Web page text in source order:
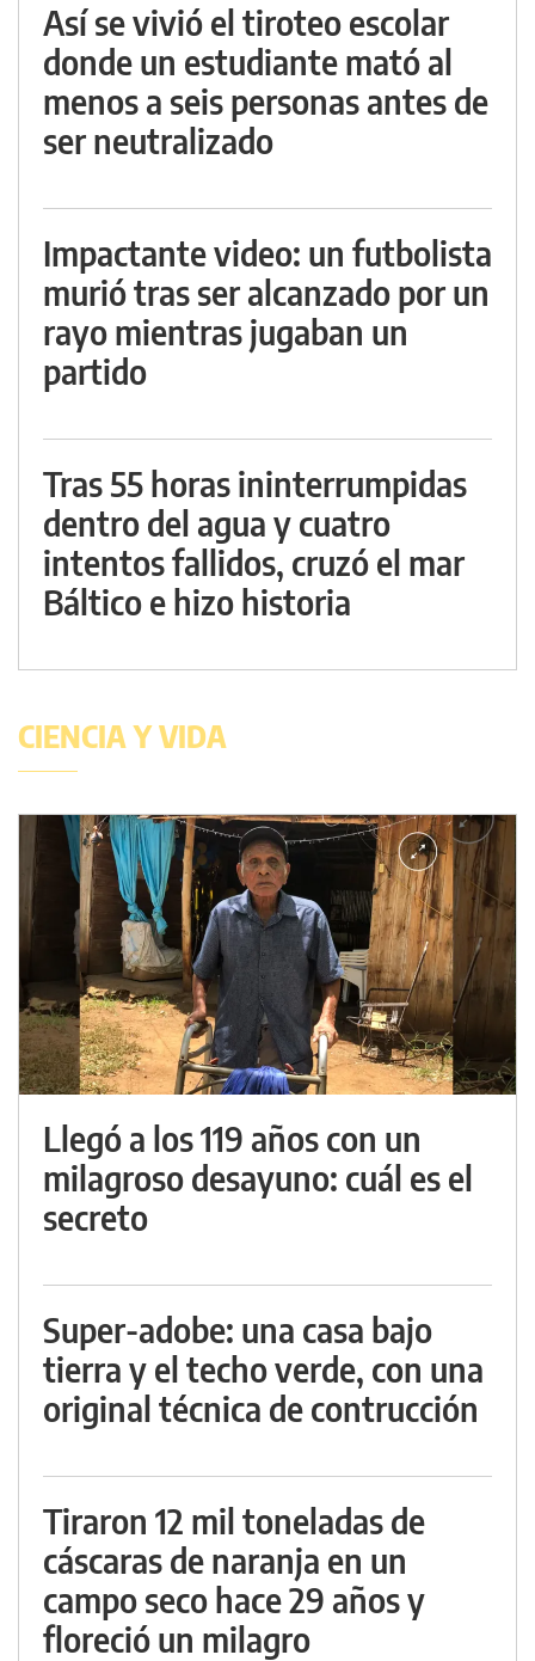
Así se vivió el tiroteo escolar
donde un estudiante mató al
menos a seis personas antes de
ser neutralizado
Impactante video: un futbolista
murió tras ser alcanzado por un
rayo mientras jugaban un
partido
Tras 55 horas ininterrumpidas
dentro del agua y cuatro
intentos fallidos, cruzó el mar
Báltico e hizo historia
CIENCIA Y VIDA
Llegó a los 119 años con un
milagroso desayuno: cuál es el
secreto
Super-adobe: una casa bajo
tierra y el techo verde, con una
original técnica de contrucción
Tiraron 12 mil toneladas de
cáscaras de naranja en un
campo seco hace 29 años y
floreció un milagro